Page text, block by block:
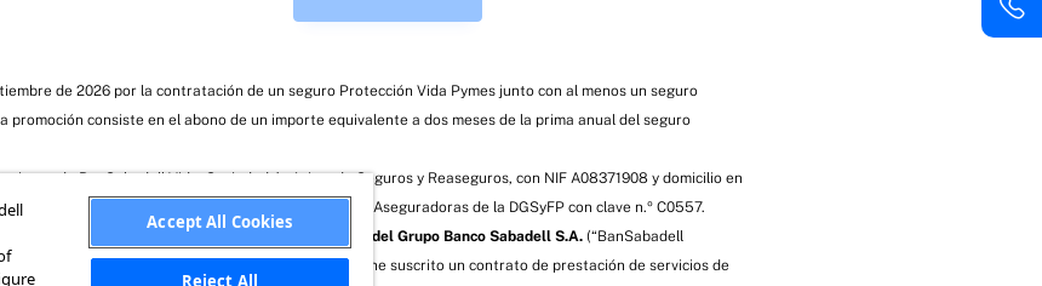
de 2026 por la contratación de un seguro Protección Vida Pymes junto con al menos un seguro
promoción consiste en el abono de un importe equivalente a dos meses de la prima anual del seguro
riesgo de BanSabadell Vida, Sociedad Anónima de Seguros y Reaseguros, con NIF A08371908 y domicilio en
en el R. M. de Madrid y en el Reg. de Entidades Aseguradoras de la DGSyFP con clave n.º C0557.
Mediación, Operador de Banca-Seguros Vinculado del Grupo Banco Sabadell S.A. (“BanSabadell
red de Banco de Sabadell S.A., entidad con la que tiene suscrito un contrato de prestación de servicios de
Accept All Cookies
Reject All